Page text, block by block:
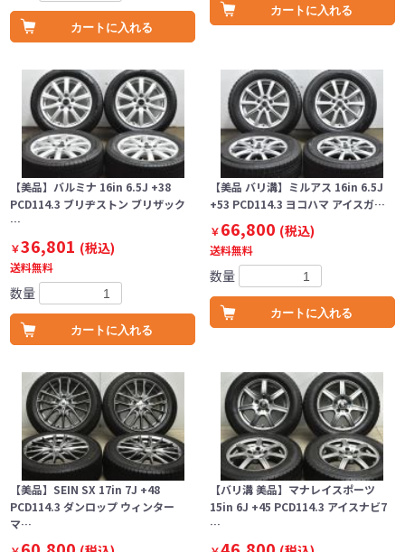
カートに入れる
カートに入れる
【美品】バルミナ 16in 6.5J +38
PCD114.3 ブリヂストン ブリザック
…
￥36,801 (税込)
送料無料
数量
カートに入れる
【美品 バリ溝】ミルアス 16in 6.5J
+53 PCD114.3 ヨコハマ アイスガ…
￥66,800 (税込)
送料無料
数量
カートに入れる
【美品】SEIN SX 17in 7J +48
PCD114.3 ダンロップ ウィンター
マ…
【バリ溝 美品】マナレイスポーツ
15in 6J +45 PCD114.3 アイスナビ7
…